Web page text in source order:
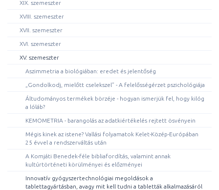
XIX. szemeszter
XVIII. szemeszter
XVII. szemeszter
XVI. szemeszter
XV. szemeszter
Aszimmetria a biológiában: eredet és jelentőség
„Gondolkodj, mielőtt cselekszel” - A felelősségérzet pszichológiája
Áltudományos termékek börzéje - hogyan ismerjük fel, hogy kilóg
a lóláb?
KEMOMETRIA - barangolás az adatkiértékelés rejtett ösvényein
Mégis kinek az istene? Vallási folyamatok Kelet-Közép-Európában
25 évvel a rendszerváltás után
A Komjáti Benedek-féle bibliafordítás, valamint annak
kultúrtörténeti körülményei és előzményei
Innovatív gyógyszertechnológiai megoldások a
tablettagyártásban, avagy mit kell tudni a tabletták alkalmazásáról